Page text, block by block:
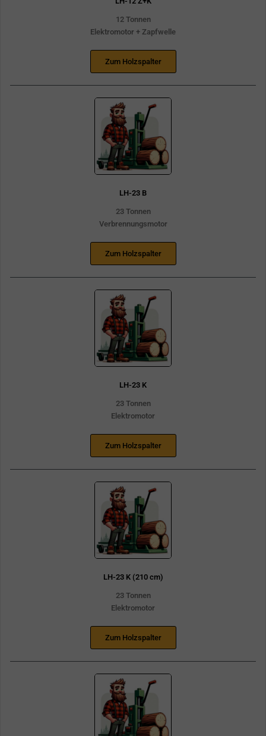
12 Tonnen
Elektromotor + Zapfwelle
Zum Holzspalter
LH-23 B
23 Tonnen
Verbrennungsmotor
Zum Holzspalter
LH-23 K
23 Tonnen
Elektromotor
Zum Holzspalter
LH-23 K (210 cm)
23 Tonnen
Elektromotor
Zum Holzspalter